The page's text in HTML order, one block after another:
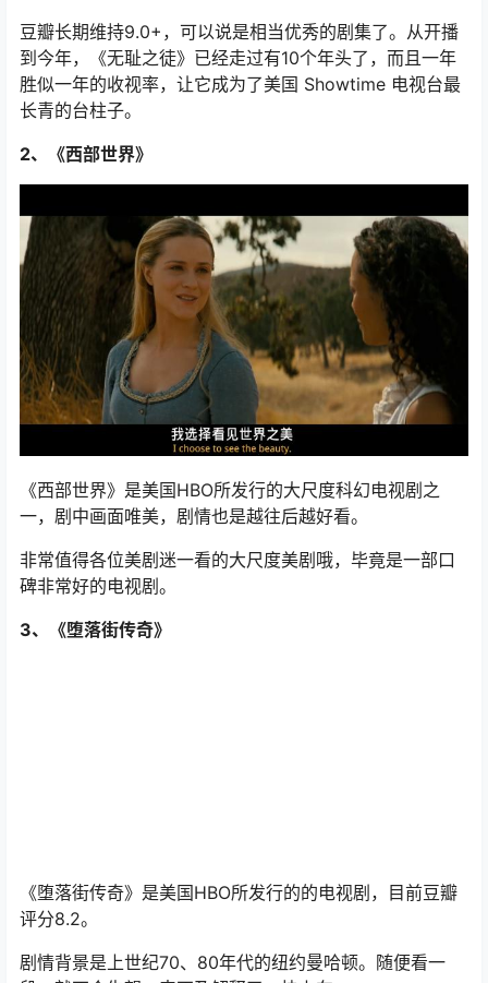
豆瓣长期维持9.0+，可以说是相当优秀的剧集了。从开播
到今年，《无耻之徒》已经走过有10个年头了，而且一年
胜似一年的收视率，让它成为了美国 Showtime 电视台最
长青的台柱子。
2、《西部世界》
《西部世界》是美国HBO所发行的大尺度科幻电视剧之
一，剧中画面唯美，剧情也是越往后越好看。
非常值得各位美剧迷一看的大尺度美剧哦，毕竟是一部口
碑非常好的电视剧。
3、《堕落街传奇》